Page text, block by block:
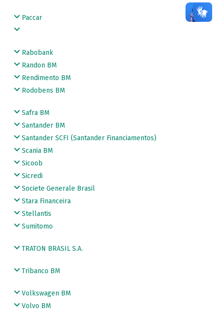
Paccar
Rabobank
Randon BM
Rendimento BM
Rodobens BM
Safra BM
Santander BM
Santander SCFI (Santander Financiamentos)
Scania BM
Sicoob
Sicredi
Societe Generale Brasil
Stara Financeira
Stellantis
Sumitomo
TRATON BRASIL S.A.
Tribanco BM
Volkswagen BM
Volvo BM